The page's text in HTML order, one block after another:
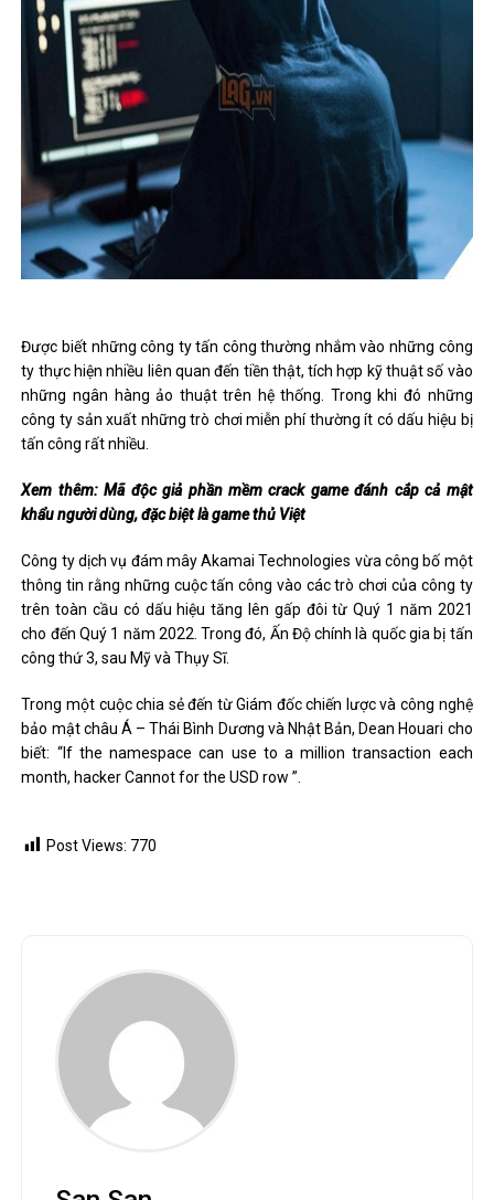
Được biết những công ty tấn công thường nhắm vào những công
ty thực hiện nhiều liên quan đến tiền thật, tích hợp kỹ thuật số vào
những ngân hàng ảo thuật trên hệ thống. Trong khi đó những
công ty sản xuất những trò chơi miễn phí thường ít có dấu hiệu bị
tấn công rất nhiều.
Xem thêm: Mã độc giả phần mềm crack game đánh cắp cả mật
khẩu người dùng, đặc biệt là game thủ Việt
Công ty dịch vụ đám mây Akamai Technologies vừa công bố một
thông tin rằng những cuộc tấn công vào các trò chơi của công ty
trên toàn cầu có dấu hiệu tăng lên gấp đôi từ Quý 1 năm 2021
cho đến Quý 1 năm 2022. Trong đó, Ấn Độ chính là quốc gia bị tấn
công thứ 3, sau Mỹ và Thụy Sĩ.
Trong một cuộc chia sẻ đến từ Giám đốc chiến lược và công nghệ
bảo mật châu Á – Thái Bình Dương và Nhật Bản, Dean Houari cho
biết: “If the namespace can use to a million transaction each
month, hacker Cannot for the USD row ”.
Post Views: 770